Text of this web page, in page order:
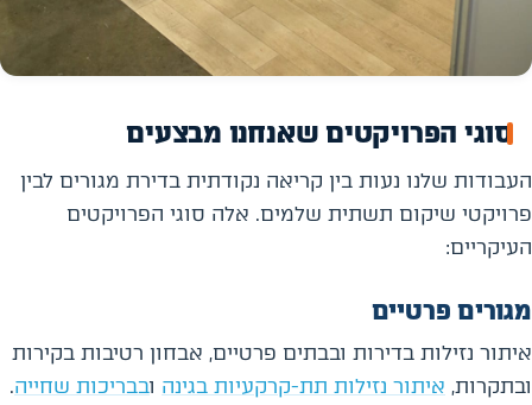
סוגי הפרויקטים שאנחנו מבצעים
העבודות שלנו נעות בין קריאה נקודתית בדירת מגורים לבין
פרויקטי שיקום תשתית שלמים. אלה סוגי הפרויקטים
העיקריים:
מגורים פרטיים
איתור נזילות בדירות ובבתים פרטיים, אבחון רטיבות בקירות
ובתקרות, איתור נזילות תת-קרקעיות בגינה ובבריכות שחייה.